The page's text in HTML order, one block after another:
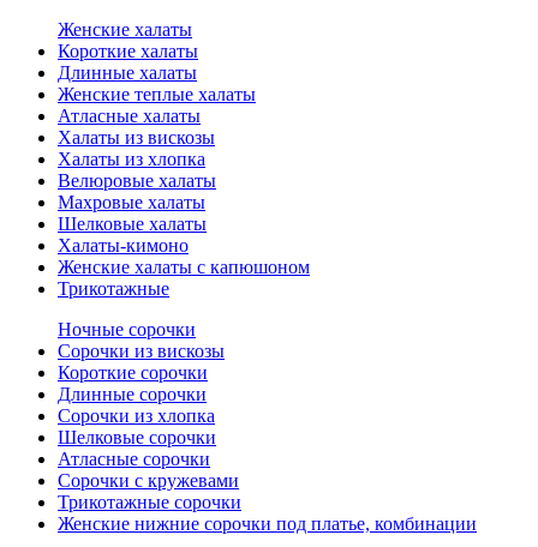
Женские халаты
Короткие халаты
Длинные халаты
Женские теплые халаты
Атласные халаты
Халаты из вискозы
Халаты из хлопка
Велюровые халаты
Махровые халаты
Шелковые халаты
Халаты-кимоно
Женские халаты с капюшоном
Трикотажные
Ночные сорочки
Сорочки из вискозы
Короткие сорочки
Длинные сорочки
Сорочки из хлопка
Шелковые сорочки
Атласные сорочки
Сорочки с кружевами
Трикотажные сорочки
Женские нижние сорочки под платье, комбинации